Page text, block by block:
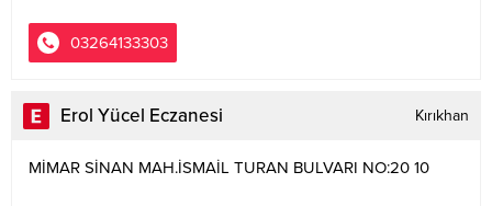
03264133303
Erol Yücel Eczanesi Kırıkhan
MİMAR SİNAN MAH.İSMAİL TURAN BULVARI NO:20 10